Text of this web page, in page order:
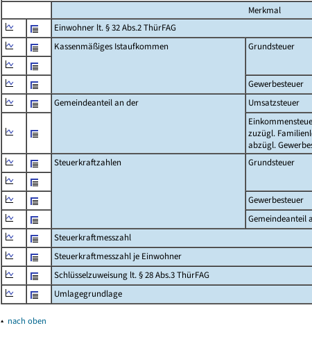
Merkmal
Einwohner lt. § 32 Abs.2 ThürFAG
Kassenmäßiges Istaufkommen
Grundsteuer
Gewerbesteuer
Gemeindeanteil an der
Umsatzsteuer
zuzügl.
abzügl.
Steuerkraftzahlen Grundsteuer
Gewerbesteuer
Gemeindeanteil
Steuerkraftmesszahl
Steuerkraftmesszahl je Einwohner
Schlüsselzuweisung lt. § 28 Abs.3 ThürFAG
Umlagegrundlage
▴ nach oben